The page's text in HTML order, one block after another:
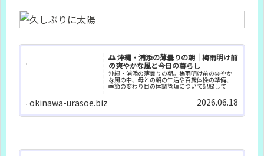
🌅 沖縄・浦添の薄曇りの朝｜梅雨明け前
の爽やかな風と今日の暮らし
沖縄・浦添の薄曇りの朝。梅雨明け前の爽やか
な風の中、母との朝の生活や百歳体操の準備、
季節の変わり目の体調管理について記録してい
okinawa-urasoe.biz 2026.06.18